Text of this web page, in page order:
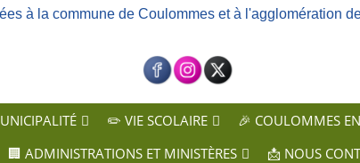
à la commune de Coulommes et à l'agglomération
✏️ VIE SCOLAIRE 🎉 COULOMMES
🏢 ADMINISTRATIONS ET MINISTÈRES 📩 NOUS